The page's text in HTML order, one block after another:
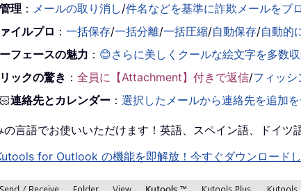
理 ： メールの取り消し/件名などを基準に詐欺メールをブ
イルプロ ：一括保存/一括分離/一括圧縮/自動保存/自動的
フェースの魅力 ： 😊さらに美しくクールな絵文字を多数
ックの驚き ：全員に【Attachment】付きで返信/フィッ
連絡先とカレンダー ：選択したメールから連絡先を追加
言語でお使いいただけます！英語、スペイン語、ドイ
for Outlook の機能を即解放！今すぐダウンロード